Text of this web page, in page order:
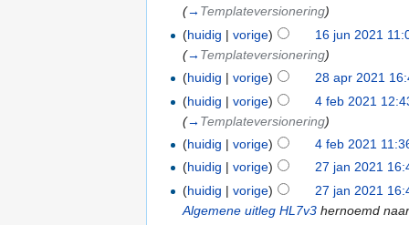
(→ Templateversionering)
(huidig |vorige)
16 jun 2021
(→ Templateversionering)
(huidig |vorige)
28 apr 2021
(huidig |vorige)
4 feb 2021
(→ Templateversionering)
(huidig |vorige)
4 feb 2021
(huidig |vorige)
27 jan 2021
(huidig |vorige)
27 jan 2021
Algemene uitleg HL7v3 hernoemd